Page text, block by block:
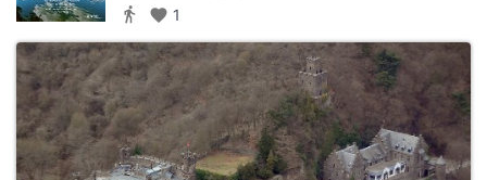
directions_walk favorite 1